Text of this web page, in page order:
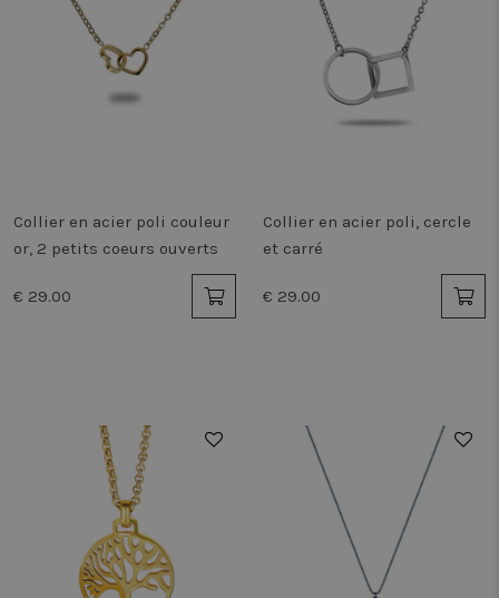
Collier en acier poli couleur
or, 2 petits coeurs ouverts
€ 29.00
Collier en acier poli, cercle
et carré
€ 29.00